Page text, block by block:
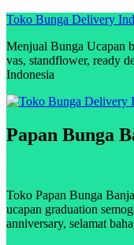
Skip
content
Toko Bunga Delivery
Menjual Bunga Ucapan
vas, standflower, ready
Indonesia
Papan Bunga
Toko Papan Bunga
ucapan graduation
anniversary, selamat